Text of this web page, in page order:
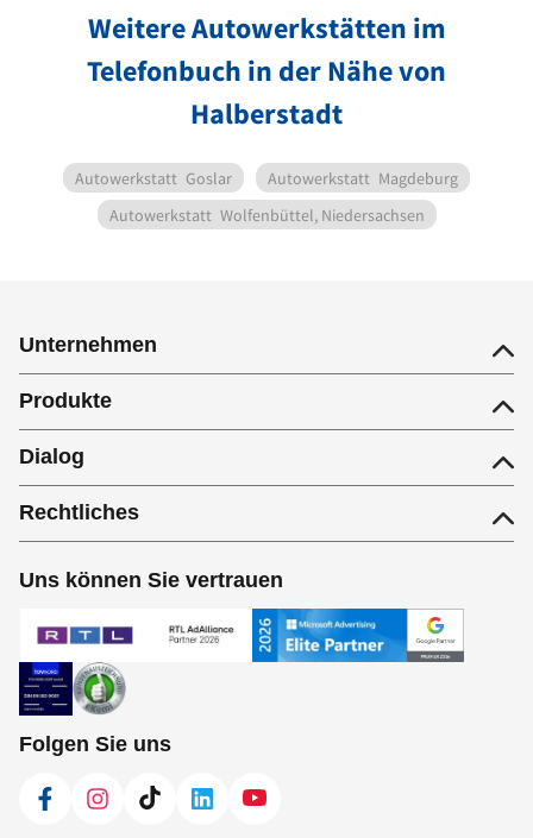
Weitere Autowerkstätten im
Telefonbuch in der Nähe von
Halberstadt
Autowerkstatt Goslar Autowerkstatt Magdeburg
Autowerkstatt Wolfenbüttel, Niedersachsen
Unternehmen
Produkte
Dialog
Rechtliches
Uns können Sie vertrauen
Folgen Sie uns